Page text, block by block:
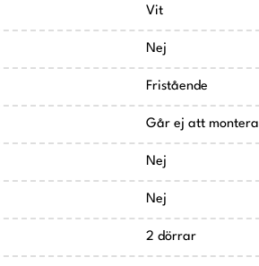
Vit
Nej
Fristående
Går ej att montera
Nej
Nej
2 dörrar